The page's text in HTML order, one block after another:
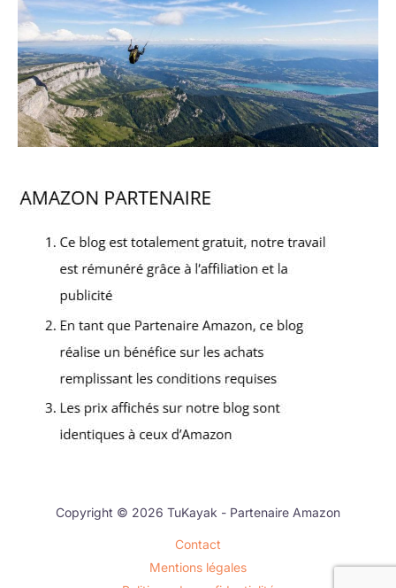
Copyright © 2026 TuKayak - Partenaire Amazon
Contact
Mentions légales